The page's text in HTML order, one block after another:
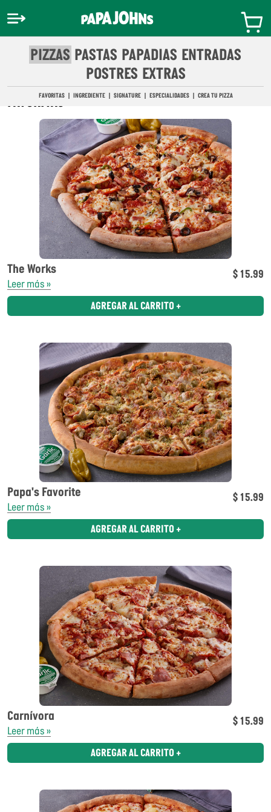
contenido
principal
TU
CARRITO
PIZZAS PASTAS PAPADIAS ENTRADAS
POSTRES EXTRAS
FAVORITAS INGREDIENTE SIGNATURE ESPECIALIDADES CREA TU PIZZA
FAVORITAS
The Works
Leer más »
$ 15.99
AGREGAR AL CARRITO +
Papa's Favorite
Leer más »
$ 15.99
AGREGAR AL CARRITO +
Carnívora
Leer más »
$ 15.99
AGREGAR AL CARRITO +